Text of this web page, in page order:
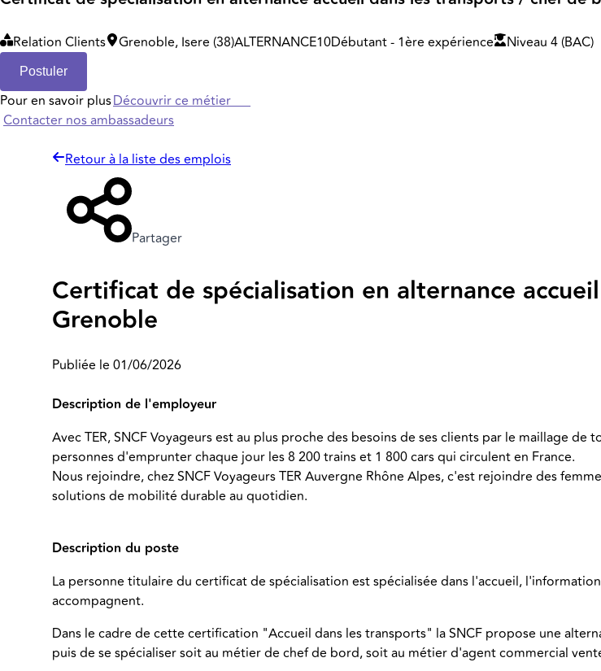
Relation Clients Grenoble, Isere (38)ALTERNANCE10Débutant - 1ère expérience Niveau 4 (BAC)
Postuler
Pour en savoir plusDécouvrir ce métier
Contacter nos ambassadeurs
Retour à la liste des emplois
Partager
Certificat de spécialisation en alternance
Grenoble
Publiée le 01/06/2026
Description de l'employeur
Avec TER, SNCF Voyageurs est au plus proche des besoins de ses clients par le maillage
personnes d'emprunter chaque jour les 8 200 trains et 1 800 cars qui circulent en France.
Nous rejoindre, chez SNCF Voyageurs TER Auvergne Rhône Alpes, c'est rejoindre des
solutions de mobilité durable au quotidien.
Description du poste
La personne titulaire du certificat de spécialisation est spécialisée dans l'accueil,
accompagnent.
Dans le cadre de cette certification "Accueil dans les transports" la SNCF propose une
puis de se spécialiser soit au métier de chef de bord, soit au métier d'agent commercial